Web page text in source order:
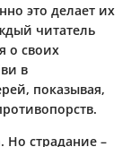
это делает их
читатель
о своих
в
показывая,
Но страдание –